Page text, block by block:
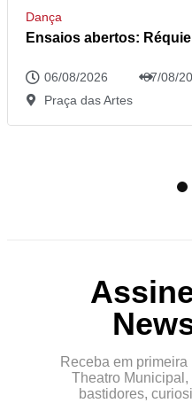
Dança
Ensaios abertos:
06/08/2026
07/08/
Praça das Artes
Receba em
Theatro
bastidores,